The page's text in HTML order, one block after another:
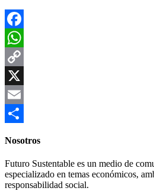
Facebook
WhatsApp
Copy
Link
X
Email
Nosotros
Futuro Sustentable es un medio de
especializado en temas económicos,
responsabilidad social.